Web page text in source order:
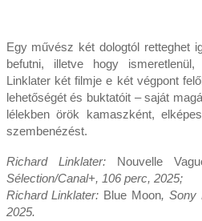
Egy művész két dologtól retteghet
befutni, illetve hogy
Linklater két filmje e két végpont
lehetőségét és buktatóit – saját
lélekben örök kamaszként,
szembenézést.
Richard Linklater: Nouvelle
Sélection/Canal+, 106 perc, 2025;
Richard Linklater: Blue Moon, Sony
2025.